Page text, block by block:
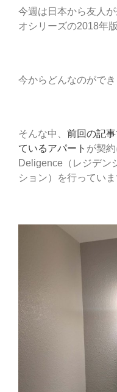
今週は日本から友人
オシリーズの2018年
今からどんなのができ
そんな中、 前回の記
ているアパート が契
Deligence（レジデン
ション）を行っていま